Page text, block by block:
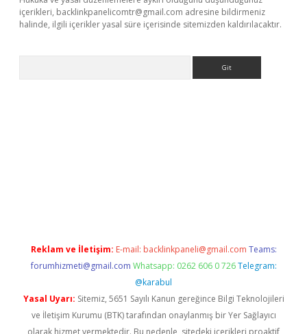
içerikleri, backlinkpanelicomtr@gmail.com adresine bildirmeniz
halinde, ilgili içerikler yasal süre içerisinde sitemizden kaldırılacaktır.
Reklam ve İletişim: E-mail: backlinkpaneli@gmail.com Teams:
forumhizmeti@gmail.com Whatsapp: 0262 606 0 726 Telegram:
@karabul
Yasal Uyarı: Sitemiz, 5651 Sayılı Kanun gereğince Bilgi Teknolojileri
ve İletişim Kurumu (BTK) tarafından onaylanmış bir Yer Sağlayıcı
olarak hizmet vermektedir. Bu nedenle, sitedeki içerikleri proaktif